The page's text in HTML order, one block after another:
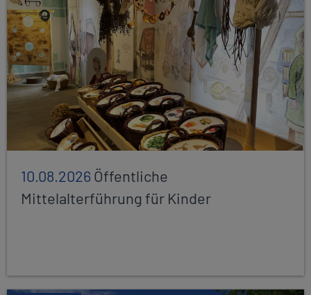
10.08.2026Öffentliche
Mittelalterführung für Kinder